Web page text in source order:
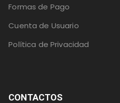
Formas de Pago
Cuenta de Usuario
Política de Privacidad
CONTACTOS